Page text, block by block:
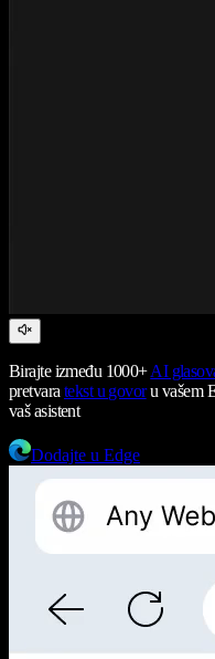
Birajte između 1000+AI
pretvara tekst u govoru vašem
vaš asistent
Dodajte u Edge